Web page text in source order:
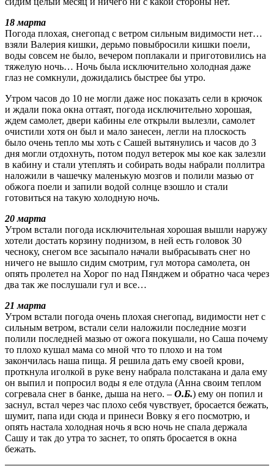
18 марта
Погода плохая, снегопад с ветром сильным видимости нет…
взяли Валерия кишки, дерьмо повыбросили кишки поели,
воды совсем не было, вечером поплакали и приготовились на
тяжелую ночь… Ночь была исключительно холодная даже
глаз не сомкнули, дожидались быстрее бы утро.
Утром часов до 10 не могли даже нос показать сели в крючок
и ждали пока окна оттаят, погода исключительно хорошая,
ждем самолет, двери кабины еле открыли вылезли, самолет
очистили хотя он был и мало занесен, легли на плоскость
было очень тепло мы хоть с Сашей вытянулись и часов до 3
дня могли отдохнуть, потом подул ветерок мы кое как залезли
в кабину и стали утеплять и собирать воды набрали поллитра
наложили в чашечку маленькую мозгов и полили мазью от
обжога поели и запили водой солнце взошло и стали
готовиться на такую холодную ночь.
20 марта
Утром встали погода исключительная хорошая вышли наружу
хотели достать корзину поднизом, в ней есть головок 30
чесноку, снегом все засыпало начали выбрасывать снег но
ничего не вышло сидим смотрим, гул мотора самолета, он
опять пролетел на Хорог по над Пянджем и обратно часа через
два так же послушали гул и все…
21 марта
Утром встали погода очень плохая снегопад, видимости нет с
сильным ветром, встали сели наложили последние мозги
полили последней мазью от ожога покушали, но Саша почему
то плохо кушал мама со мной что то плохо и на том
закончилась наша пища. Я решила дать ему своей крови,
проткнула иголкой в руке вену набрала полстакана и дала ему
он выпил и попросил воды я еле отдула (Анна своим теплом
согревала снег в банке, дыша на него. – О.Б.) ему он попил и
заснул, встал через час плохо себя чувствует, бросается бежать,
шумит, папа иди сюда и принеси Вовку я его посмотрю, и
опять настала холодная ночь я всю ночь не спала держала
Сашу и так до утра то заснет, то опять бросается в окна
бежать.